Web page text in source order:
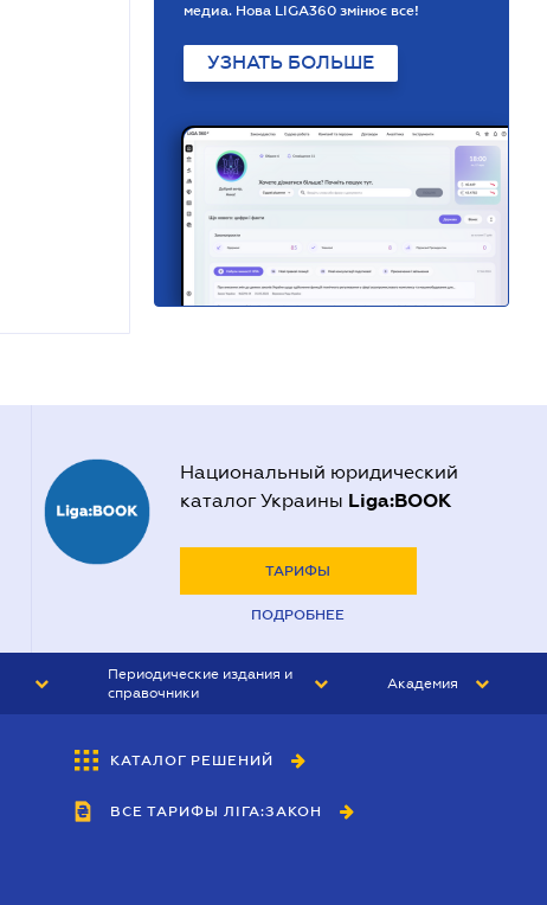
медиа. Нова LIGA360 змінює все!
УЗНАТЬ БОЛЬШЕ
Национальный юридический
каталог Украины Liga:BOOK
ТАРИФЫ
ПОДРОБНЕЕ
Периодические издания и
справочники
БУХГАЛТЕР&ЗАКОН
ВЕСТНИК МСФО
Академия
КАТАЛОГ РЕШЕНИЙ
ВСЕ ТАРИФЫ ЛІГА:ЗАКОН